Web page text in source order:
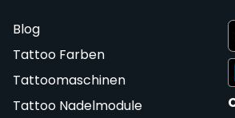
Blog
Tattoo Farben
Tattoomaschinen
Tattoo Nadelmodule